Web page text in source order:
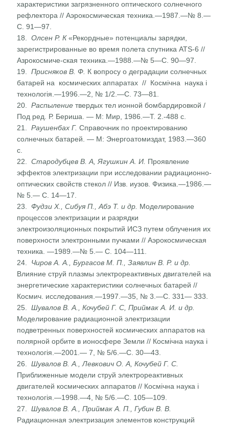
характеристики загрязненного оптического солнечного
рефлектора // Аэро­космическая техника.—1987.—№ 8.—
С. 91—97.
18.Олсен Р. К«Рекордные» потенциалы зарядки,
зарегистри­рованные во время полета спутника ATS-6 //
Азрокосмиче-ская техника.—1988.—№ 5—С. 90—97.
19.Присняков В. Ф. К вопросу о деградации солнечных
батарей на космических аппаратах // Космічна наука і
технологія.—1996.—2, № 1/2.—С. 73—81.
20.Распылениетвердых тел ионной бомбардировкой /
Под ред. Р. Бериша. — М: Мир, 1986.—Т. 2.-488 с.
21.Раушенбах Г.Справочник по проектированию
солнечных батарей. — М: Энергоатомиздат, 1983.—360
с.
22.Стародубцев В. А, Ягушкин А. И. Проявление
эффектов электризации при исследовании радиационно-
оптических свойств стекол // Изв. иузов. Физика.—1986.—
№ 5.— С. 14—17.
23. Фудзи X., Сибуя П., Абэ Т. и др. Моделирование
процессов электризации и разрядки
электроизоляционных покрытий ИСЗ путем облучения их
поверхности электронными пуч­ками // Аэрокосмическая
техника. —1989.—№ 5.— С. 104—111.
24. Чиров А. А., Бургасов М. П., Заявлин В. Р. и др.
Влияние струй плазмы электрореактивных двигателей на
энергети­ческие характеристики солнечных батарей //
Космич. исс­ледования.—1997.—35, № 3.—С. 331— 333.
25.Шувалов В. А., Кочубей Г. С, Приймак А. И. и др.
Моделирование радиационной электризации
подветренных поверхностей космических аппаратов на
полярной орбите в ионосфере Земли // Космічна наука і
технологія.—2001.— 7, № 5/6.—С. 30—43.
26.Шувалов В. А., Левкович О. А, Кочубей Г. С.
Приближен­ные модели струй электрореактивных
двигателей космиче­ских аппаратов // Космічна наука і
технологія.—1998.—4, № 5/6.—С. 105—109.
27.Шувалов В. А., Приймак А. П., Губин В. В.
Радиационная электризация элементов конструкций